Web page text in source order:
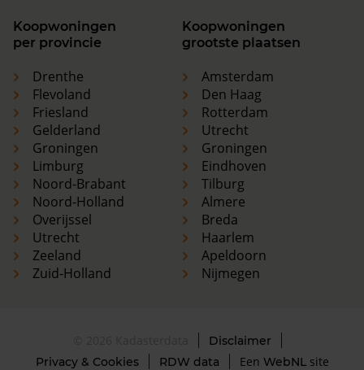
Koopwoningen
per provincie
Drenthe
Flevoland
Friesland
Gelderland
Groningen
Limburg
Noord-Brabant
Noord-Holland
Overijssel
Utrecht
Zeeland
Zuid-Holland
Koopwoningen
grootste plaatsen
Amsterdam
Den Haag
Rotterdam
Utrecht
Groningen
Eindhoven
Tilburg
Almere
Breda
Haarlem
Apeldoorn
Nijmegen
Disclaimer
Privacy & Cookies
RDW data Een WebNLsite